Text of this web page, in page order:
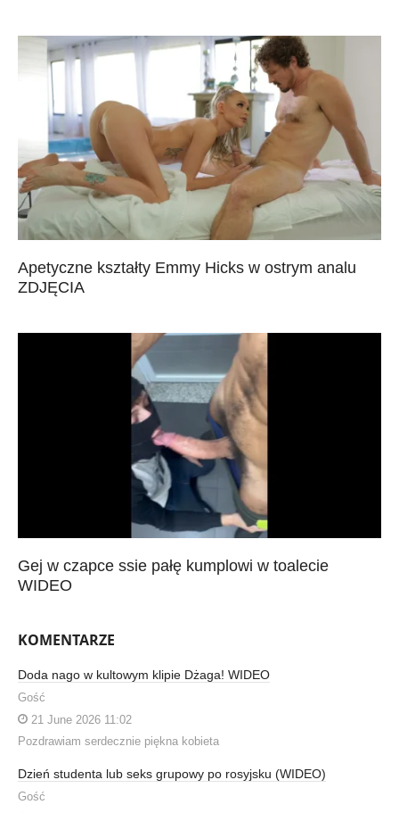
Apetyczne kształty Emmy Hicks w ostrym analu
ZDJĘCIA
Gej w czapce ssie pałę kumplowi w toalecie
WIDEO
KOMENTARZE
Doda nago w kultowym klipie Dżaga! WIDEO
Gość
21 June 2026 11:02
Pozdrawiam serdecznie piękna kobieta
Dzień studenta lub seks grupowy po rosyjsku (WIDEO)
Gość